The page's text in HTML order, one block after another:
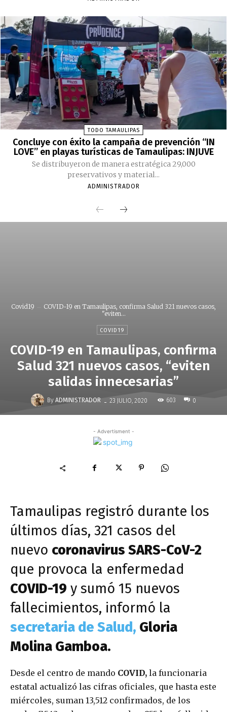
TODO TAMAULIPAS
Concluye con éxito la campaña de prevención “IN
LOVE” en playas turísticas de Tamaulipas: INJUVE
Se distribuyeron de manera estratégica 29,000
preservativos y material...
ADMINISTRADOR